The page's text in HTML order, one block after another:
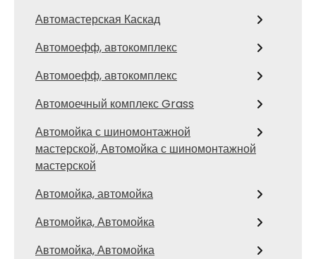
Автомастерская Каскад
Автомоефф, автокомплекс
Автомоефф, автокомплекс
Автомоечный комплекс Grass
Автомойка с шиномонтажной
мастерской, Автомойка с шиномонтажной
мастерской
Автомойка, автомойка
Автомойка, Автомойка
Автомойка, Автомойка